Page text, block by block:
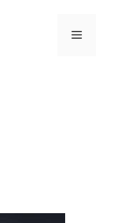
Menu